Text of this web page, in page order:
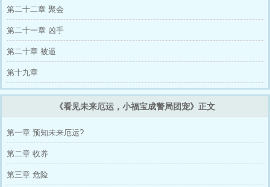
第二十二章 聚会
第二十一章 凶手
第二十章 被逼
第十九章
《看见未来厄运，小福宝成警局团宠》正文
第一章 预知未来厄运?
第二章 收养
第三章 危险